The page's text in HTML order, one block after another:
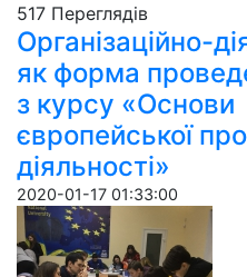
517 Пере­гля­дів
Організаційно-
як форма
з курсу «Основи
європейської
діяльності»
2020-01-17 01:33:00